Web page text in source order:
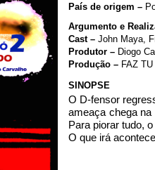
País de origem –
Argumento e
Cast – John Maya,
Produtor – Diogo
Produção – FAZ
SINOPSE
O D-fensor
ameaça chega
Para piorar tudo,
O que irá